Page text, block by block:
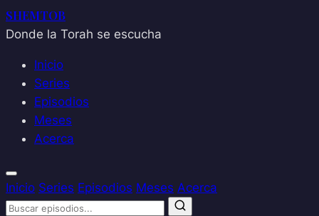
SHEMTOB
Donde la Torah se escucha
Inicio
Series
Episodios
Meses
Acerca
Inicio Series Episodios Meses Acerca